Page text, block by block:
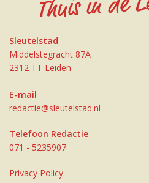
Sleutelstad
Middelstegracht 87A
2312 TT Leiden
E-mail
redactie@sleutelstad.nl
Telefoon Redactie
071 - 5235907
Privacy Policy